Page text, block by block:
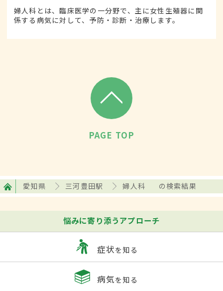
婦人科とは、臨床医学の一分野で、主に女性生殖器に関
係する病気に対して、予防・診断・治療します。
PAGE TOP
愛知県 三河豊田駅 婦人科 の検索結果
悩みに寄り添うアプローチ
症状を知る
病気を知る